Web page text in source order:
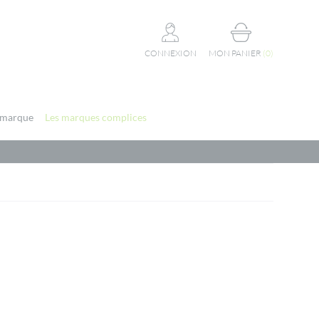
CONNEXION MON PANIER (0)
Les marques complices